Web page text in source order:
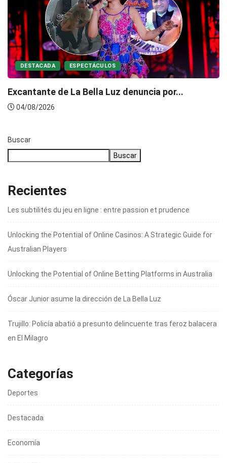
DESTACADA ESPECTÁCULOS
Excantante de La Bella Luz denuncia por...
04/08/2026
Buscar
Buscar
Recientes
Les subtilités du jeu en ligne : entre passion et prudence
Unlocking the Potential of Online Casinos: A Strategic Guide for
Australian Players
Unlocking the Potential of Online Betting Platforms in Australia
Óscar Junior asume la dirección de La Bella Luz
Trujillo: Policía abatió a presunto delincuente tras feroz balacera
en El Milagro
Categorías
Deportes
Destacada
Economía